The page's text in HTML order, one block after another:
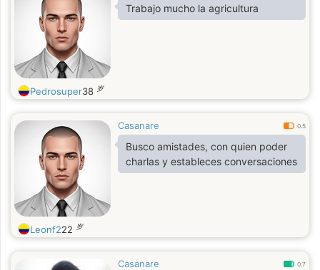
Trabajo mucho la agricultura
Pedrosuper38 岁
Casanare 0.5
Busco amistades, con quien poder
charlas y estableces conversaciones
Leonf222 岁
Casanare 0.7